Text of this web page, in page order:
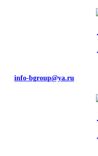
info-bgroup@ya.ru